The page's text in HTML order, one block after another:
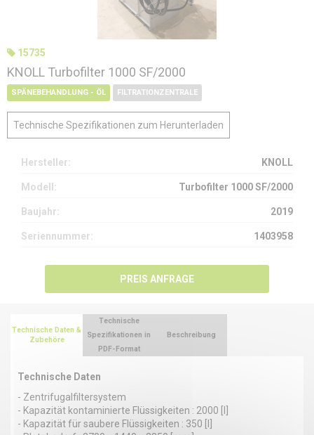
15735
KNOLL Turbofilter 1000 SF/2000
SPÄNEBEHANDLUNG - ÖL FILTRATIONZENTRALE
Technische Spezifikationen zum Herunterladen
Hersteller: KNOLL
Modell: Turbofilter 1000 SF/2000
Baujahr: 2019
Seriennummer: 1403958
PREIS ANFRAGE
Technische Daten &
Zubehöre
Technische Daten
- Zentrifugalfiltersystem
- Kapazität kontaminierte Flüssigkeiten : 2000 [l]
- Kapazität für saubere Flüssigkeiten : 350 [l]
Technische
Spezifikationen in
PDF-Format
Beschreibung